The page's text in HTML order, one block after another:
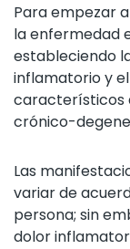
Para empezar
la enfermedad
estableciendo
inflamatorio y
característicos
crónico-
Las
variar de
persona; sin
dolor